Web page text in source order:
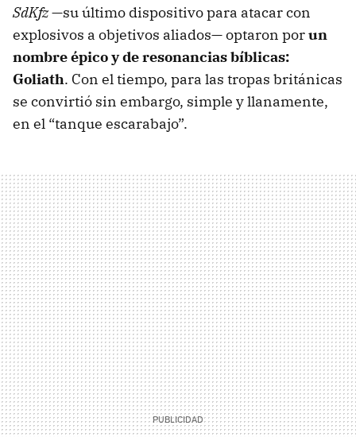
SdKfz—su último dispositivo para atacar con
explosivos a objetivos aliados— optaron porun
nombre épico y de resonancias bíblicas:
Goliath. Con el tiempo, para las tropas británicas
se convirtió sin embargo, simple y llanamente,
en el “tanque escarabajo”.